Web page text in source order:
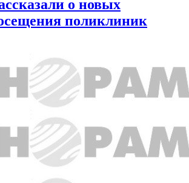
о новых
поликлиник